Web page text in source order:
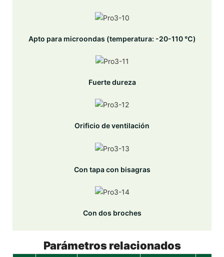
Apto para microondas (temperatura: -20-110 ℃)
Fuerte dureza
Orificio de ventilación
Con tapa con bisagras
Con dos broches
Parámetros relacionados